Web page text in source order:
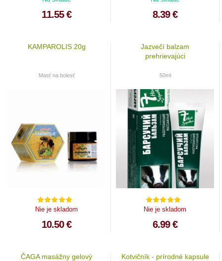
11.55 € 8.39 €
KAMPAROLIS 20g
Masť na bolesť
Nie je skladom
10.50 €
Jazvečí balzam
prehrievajúci
50ml
Nie je skladom
6.99 €
ČAGA masážny gelový
Kotvičník - prírodné kapsule